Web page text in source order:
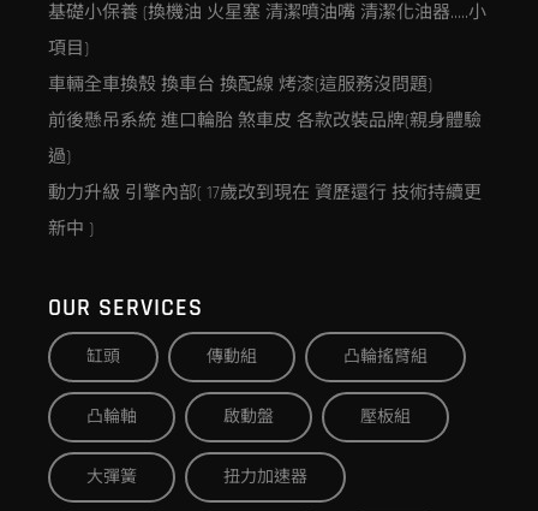
基礎小保養 (換機油 火星塞 清潔噴油嘴 清潔化油器…..小
項目)
車輛全車換殼 換車台 換配線 烤漆(這服務沒問題)
前後懸吊系統 進口輪胎 煞車皮 各款改裝品牌(親身體驗
過)
動力升級 引擎內部( 17歲改到現在 資歷還行 技術持續更
新中 )
OUR SERVICES
缸頭 傳動組 凸輪搖臂組
凸輪軸 啟動盤 壓板組
大彈簧 扭力加速器